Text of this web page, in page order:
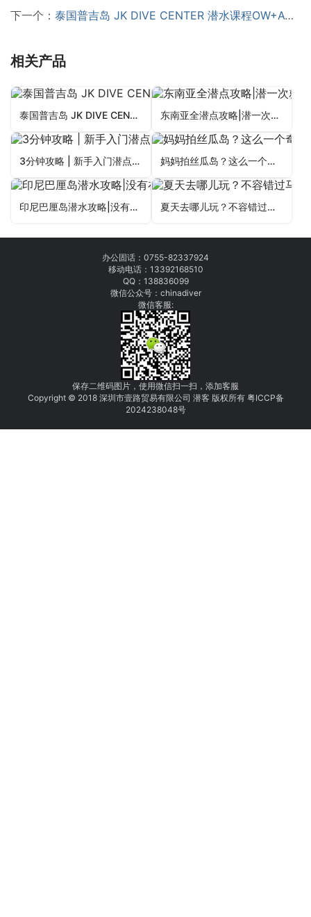
下一个： 泰国普吉岛 JK DIVE CENTER 潜水课程OW+AOW中文考证PADI 免费接送 中文教练
相关产品
泰国普吉岛 JK DIVE CENTER 潜水课程OW+AOW中文考证PADI 免费接送 中文教练 东南亚全潜点攻略|潜一次就“中毒”的超高性价比之旅！
3分钟攻略 | 新手入门潜点到底该怎么选？ 妈妈拍丝瓜岛？这么一个奇葩名字的岛居然是大热的潜水考证点！
印尼巴厘岛潜水攻略|没有在这里潜水过，算是什么潜水员？ 夏天去哪儿玩？不容错过马来西亚这3个岛，堪比马尔代夫大溪地的海岛！
办公固话： 0755-82337924
移动电话： 13392168510
QQ：138836099
微信公众号：chinadiver
微信客服:
保存二维码图片，使用微信扫一扫，添加客服
Copyright © 2018 深圳市壹路贸易有限公司 潜客 版权所有 粤ICCP备
2024238048号